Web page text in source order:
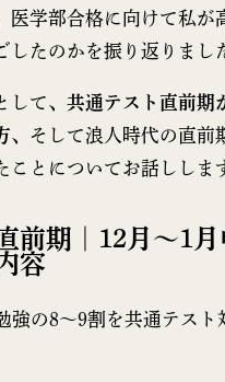
医学部合格に向けて私が
したのかを振り返りまし
して、 共通テスト直前期
、そして浪人時代の直前
ことについてお話ししま
前期｜12月〜1月
容
強の8〜9割を共通テスト